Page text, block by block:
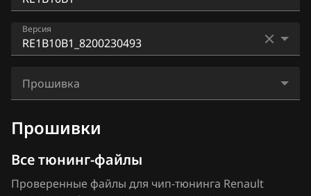
BAIC
Bentley
BMW
Brilliance
BYD
Bosch EDC17C11
Bosch EDC17C42
Bosch MD1CS006
RE031031
RE043043
RE043044
RE188088
RE193093
RE1A10A0
Версия
Прошивка
Прошивки
Все тюнинг-файлы
Проверенные файлы для чип-тюнинга Renault